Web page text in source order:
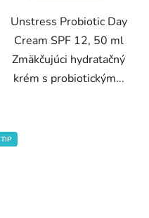
Unstress Probiotic Day
Cream SPF 12, 50 ml
Zmäkčujúci hydratačný
krém s probiotickým...
TIP